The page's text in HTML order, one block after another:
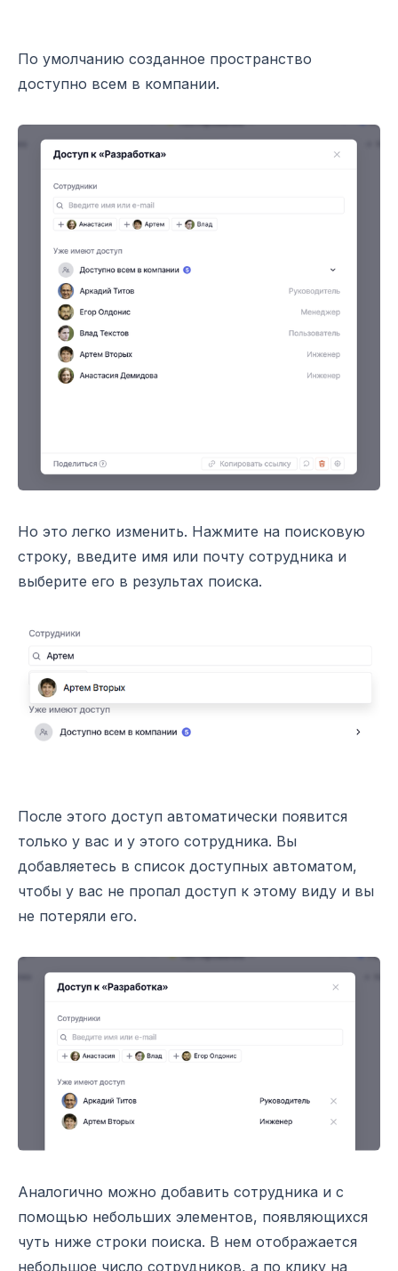
По умолчанию созданное пространство
доступно всем в компании.
Но это легко изменить. Нажмите на поисковую
строку, введите имя или почту сотрудника и
выберите его в результах поиска.
После этого доступ автоматически появится
только у вас и у этого сотрудника. Вы
добавляетесь в список доступных автоматом,
чтобы у вас не пропал доступ к этому виду и вы
не потеряли его.
Аналогично можно добавить сотрудника и с
помощью небольших элементов, появляющихся
чуть ниже строки поиска. В нем отображается
небольшое число сотрудников, а по клику на